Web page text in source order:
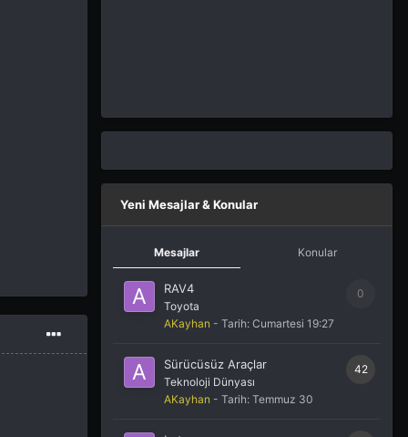
Yeni Mesajlar & Konular
Mesajlar Konular
0
RAV4
Toyota
AKayhan - Tarih: Cumartesi 19:27
42
Sürücüsüz Araçlar
Teknoloji Dünyası
AKayhan - Tarih: Temmuz 30